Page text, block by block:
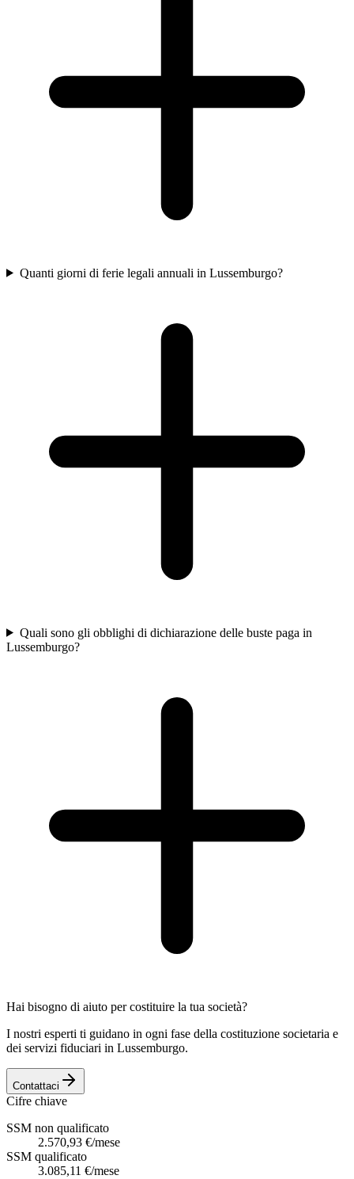
Quanti giorni di ferie legali annuali in Lussemburgo?
Quali sono gli obblighi di dichiarazione delle buste paga in
Lussemburgo?
Hai bisogno di aiuto per costituire la tua società?
I nostri esperti ti guidano in ogni fase della costituzione societaria e
dei servizi fiduciari in Lussemburgo.
Contattaci
Cifre chiave
SSM non qualificato
2.570,93 €/mese
SSM qualificato
3.085,11 €/mese